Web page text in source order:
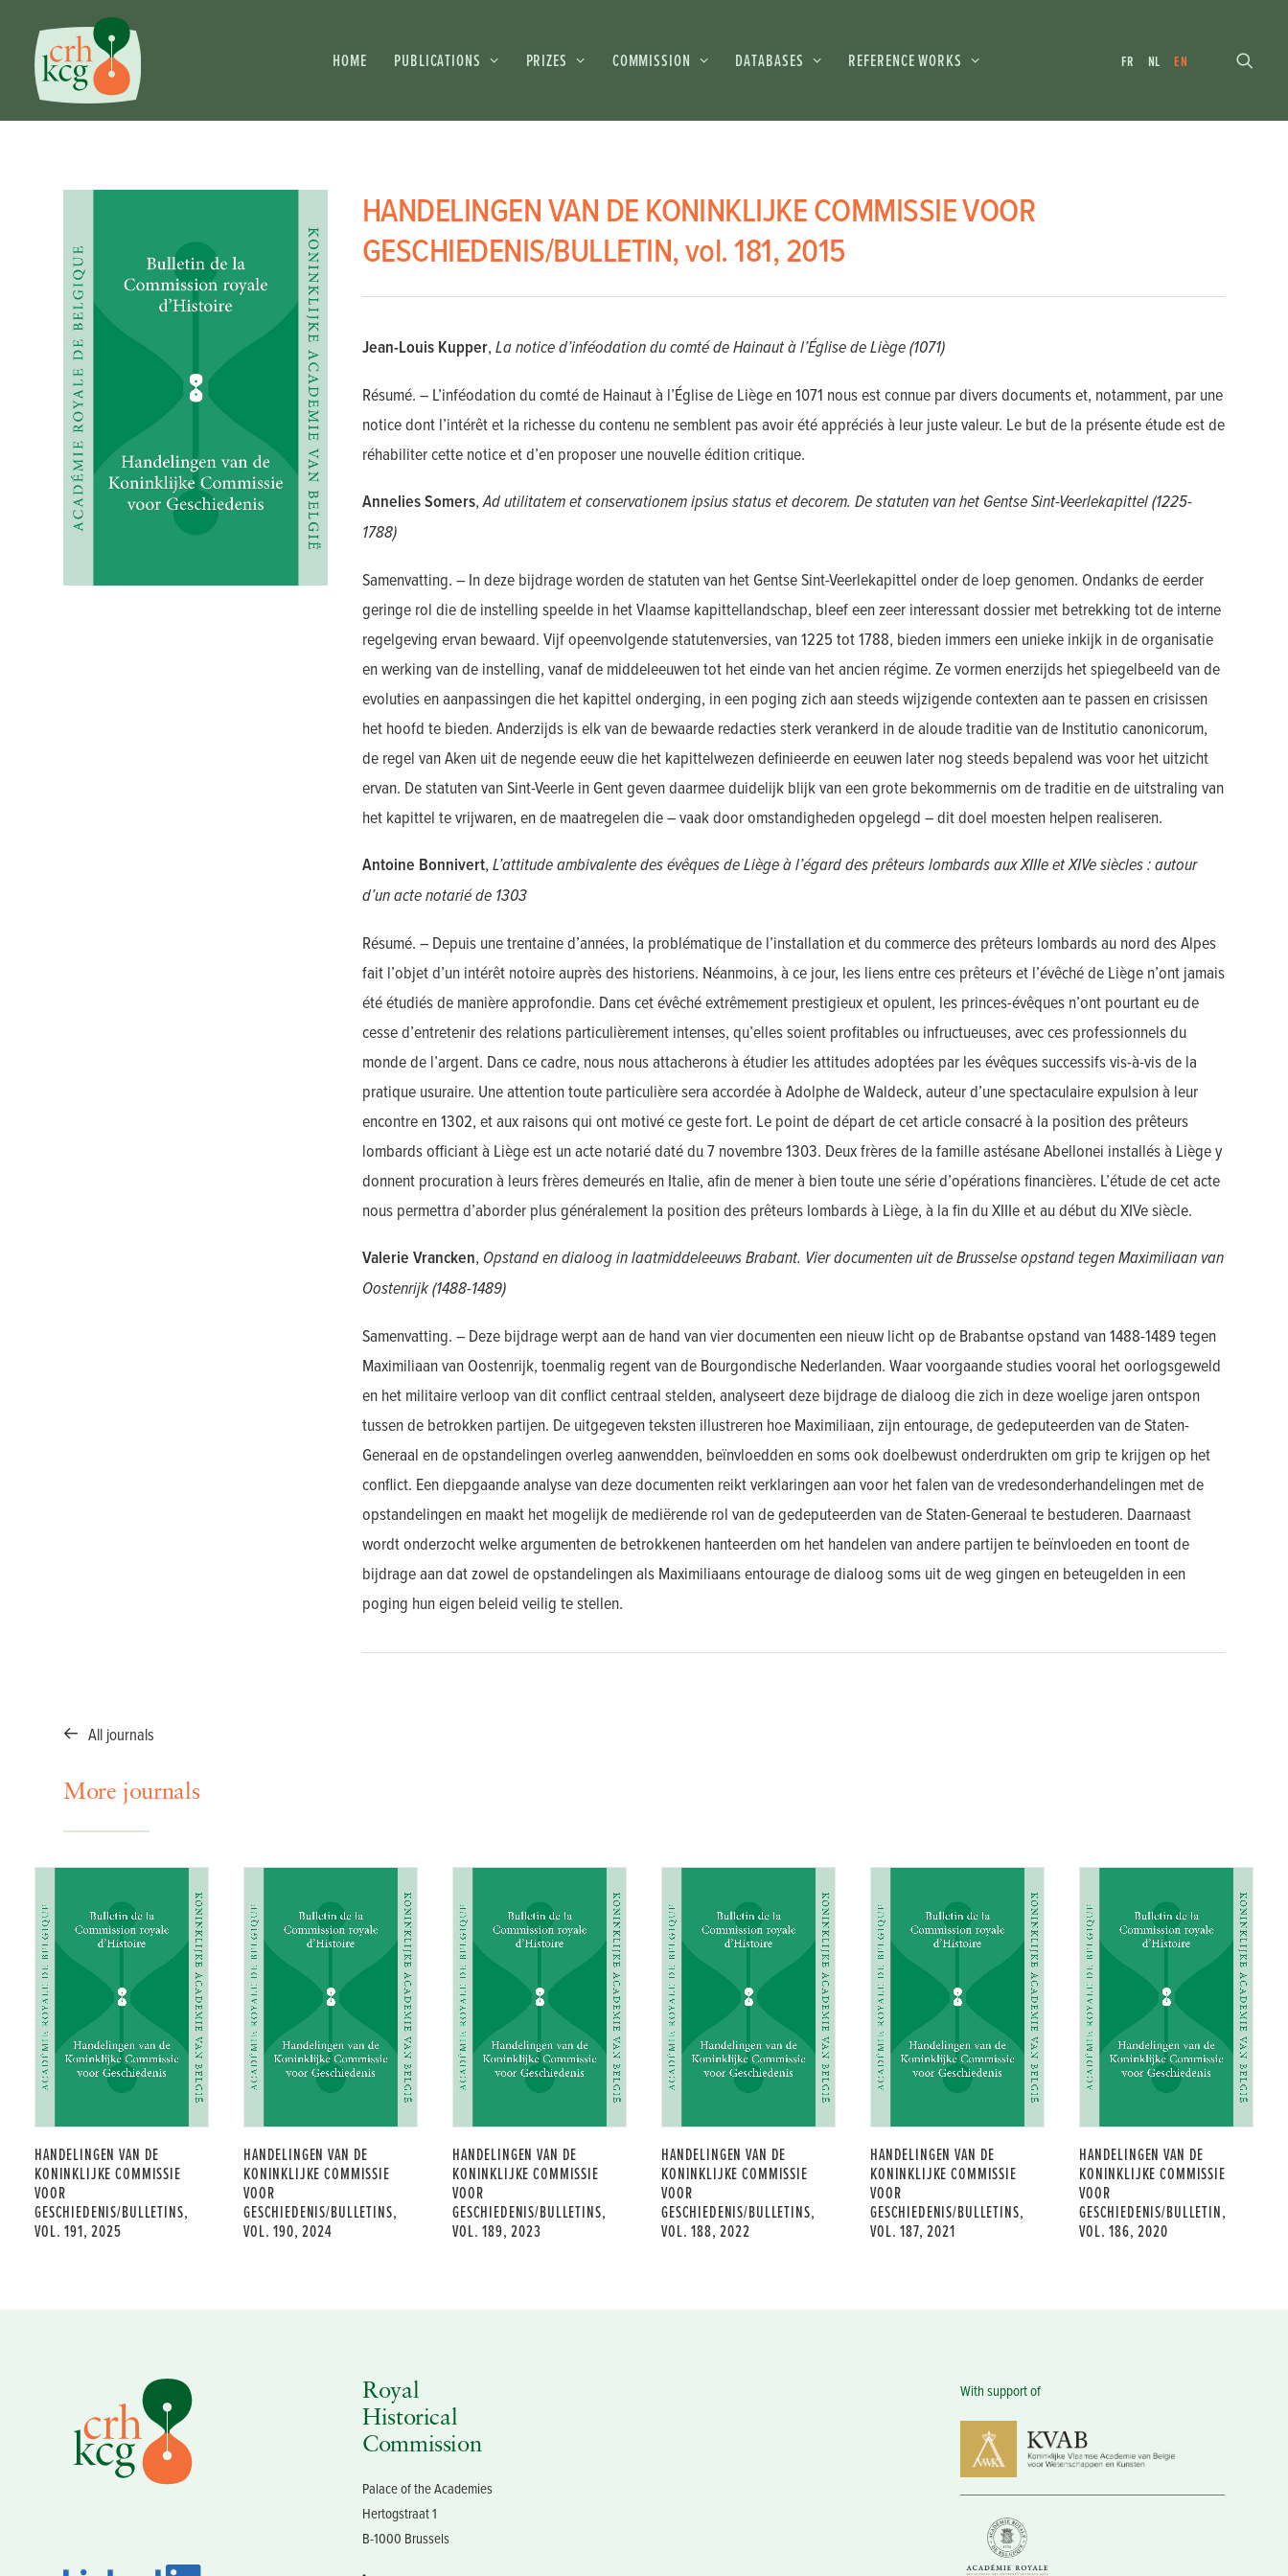
HOME PUBLICATIONS PRIZES COMMISSION DATABASES REFERENCE WORKS FR NL EN
HANDELINGEN VAN DE KONINKLIJKE COMMISSIE VOOR
GESCHIEDENIS/BULLETIN, vol. 181, 2015
Jean-Louis Kupper, La notice d’inféodation du comté de Hainaut à l’Église de Liège (1071)
Résumé. – L’inféodation du comté de Hainaut à l’Église de Liège en 1071 nous est connue par divers documents et, notamment, par une
notice dont l’intérêt et la richesse du contenu ne semblent pas avoir été appréciés à leur juste valeur. Le but de la présente étude est de
réhabiliter cette notice et d’en proposer une nouvelle édition critique.
Annelies Somers,Ad utilitatem et conservationem ipsius status et decorem. De statuten van het Gentse Sint-Veerlekapittel (1225-
1788)
Samenvatting. – In deze bijdrage worden de statuten van het Gentse Sint-Veerlekapittel onder de loep genomen. Ondanks de eerder
geringe rol die de instelling speelde in het Vlaamse kapittellandschap, bleef een zeer interessant dossier met betrekking tot de interne
regelgeving ervan bewaard. Vijf opeenvolgende statutenversies, van 1225 tot 1788, bieden immers een unieke inkijk in de organisatie
en werking van de instelling, vanaf de middeleeuwen tot het einde van het ancien régime. Ze vormen enerzijds het spiegelbeeld van de
evoluties en aanpassingen die het kapittel onderging, in een poging zich aan steeds wijzigende contexten aan te passen en crisissen
het hoofd te bieden. Anderzijds is elk van de bewaarde redacties sterk verankerd in de aloude traditie van de Institutio canonicorum,
de regel van Aken uit de negende eeuw die het kapittelwezen definieerde en eeuwen later nog steeds bepalend was voor het uitzicht
ervan. De statuten van Sint-Veerle in Gent geven daarmee duidelijk blijk van een grote bekommernis om de traditie en de uitstraling van
het kapittel te vrijwaren, en de maatregelen die – vaak door omstandigheden opgelegd – dit doel moesten helpen realiseren.
Antoine Bonnivert, L’attitude ambivalente des évêques de Liège à l’égard des prêteurs lombards aux XIIIe et XIVe siècles : autour
d’un acte notarié de 1303
Résumé. – Depuis une trentaine d’années, la problématique de l’installation et du commerce des prêteurs lombards au nord des Alpes
fait l’objet d’un intérêt notoire auprès des historiens. Néanmoins, à ce jour, les liens entre ces prêteurs et l’évêché de Liège n’ont jamais
été étudiés de manière approfondie. Dans cet évêché extrêmement prestigieux et opulent, les princes-évêques n’ont pourtant eu de
cesse d’entretenir des relations particulièrement intenses, qu’elles soient profitables ou infructueuses, avec ces professionnels du
monde de l’argent. Dans ce cadre, nous nous attacherons à étudier les attitudes adoptées par les évêques successifs vis-à-vis de la
pratique usuraire. Une attention toute particulière sera accordée à Adolphe de Waldeck, auteur d’une spectaculaire expulsion à leur
encontre en 1302, et aux raisons qui ont motivé ce geste fort. Le point de départ de cet article consacré à la position des prêteurs
lombards officiant à Liège est un acte notarié daté du 7 novembre 1303. Deux frères de la famille astésane Abellonei installés à Liège y
donnent procuration à leurs frères demeurés en Italie, afin de mener à bien toute une série d’opérations financières. L’étude de cet acte
nous permettra d’aborder plus généralement la position des prêteurs lombards à Liège, à la fin du XIIIe et au début du XIVe siècle.
Valerie Vrancken, Opstand en dialoog in laatmiddeleeuws Brabant. Vier documenten uit de Brusselse opstand tegen Maximiliaan van
Oostenrijk (1488-1489)
Samenvatting. – Deze bijdrage werpt aan de hand van vier documenten een nieuw licht op de Brabantse opstand van 1488-1489 tegen
Maximiliaan van Oostenrijk, toenmalig regent van de Bourgondische Nederlanden. Waar voorgaande studies vooral het oorlogsgeweld
en het militaire verloop van dit conflict centraal stelden, analyseert deze bijdrage de dialoog die zich in deze woelige jaren ontspon
tussen de betrokken partijen. De uitgegeven teksten illustreren hoe Maximiliaan, zijn entourage, de gedeputeerden van de Staten-
Generaal en de opstandelingen overleg aanwendden, beïnvloedden en soms ook doelbewust onderdrukten om grip te krijgen op het
conflict. Een diepgaande analyse van deze documenten reikt verklaringen aan voor het falen van de vredesonderhandelingen met de
opstandelingen en maakt het mogelijk de mediërende rol van de gedeputeerden van de Staten-Generaal te bestuderen. Daarnaast
wordt onderzocht welke argumenten de betrokkenen hanteerden om het handelen van andere partijen te beïnvloeden en toont de
bijdrage aan dat zowel de opstandelingen als Maximiliaans entourage de dialoog soms uit de weg gingen en beteugelden in een
poging hun eigen beleid veilig te stellen.
All journals
More journals
HANDELINGEN VAN DE
KONINKLIJKE COMMISSIE
VOOR
GESCHIEDENIS/BULLETINS,
VOL. 191, 2025
HANDELINGEN VAN DE
KONINKLIJKE COMMISSIE
VOOR
GESCHIEDENIS/BULLETINS,
VOL. 190, 2024
HANDELINGEN VAN DE
KONINKLIJKE COMMISSIE
VOOR
GESCHIEDENIS/BULLETINS,
VOL. 189, 2023
HANDELINGEN VAN DE
KONINKLIJKE COMMISSIE
VOOR
GESCHIEDENIS/BULLETINS,
VOL. 188, 2022
HANDELINGEN VAN DE
KONINKLIJKE COMMISSIE
VOOR
GESCHIEDENIS/BULLETINS,
VOL. 187, 2021
HANDELINGEN VAN DE
KONINKLIJKE COMMISSIE
VOOR
GESCHIEDENIS/BULLETIN,
VOL. 186, 2020
Royal
Historical
Commission
Palace of the Academies
Hertogstraat 1
B-1000 Brussels
With support of